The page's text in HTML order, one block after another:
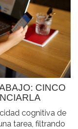
CINCO
cognitiva de
tarea, filtrando